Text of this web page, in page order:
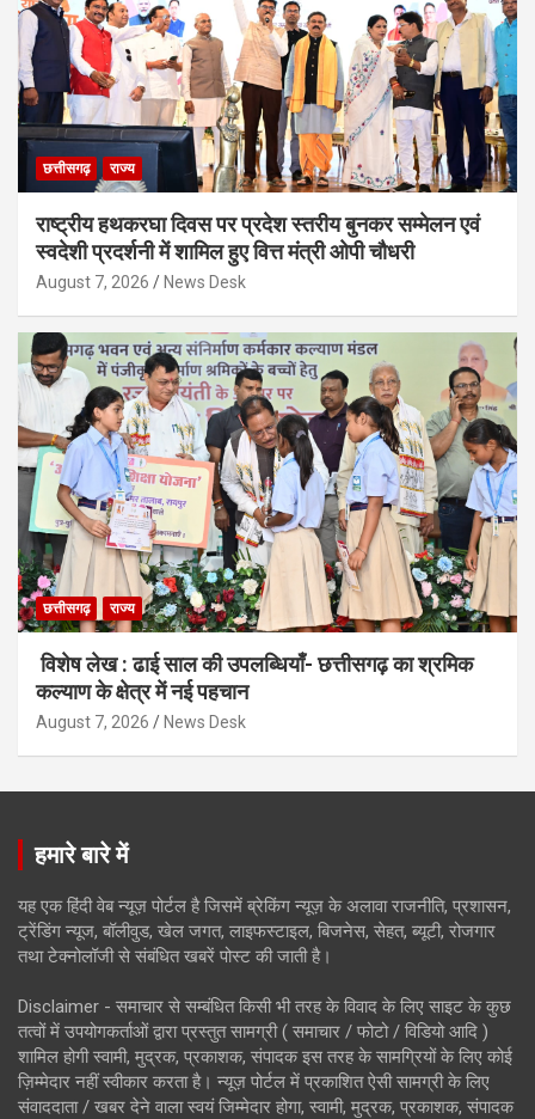
छत्तीसगढ़ राज्य
राष्ट्रीय हथकरघा दिवस पर प्रदेश स्तरीय बुनकर सम्मेलन एवं
स्वदेशी प्रदर्शनी में शामिल हुए वित्त मंत्री ओपी चौधरी
August 7, 2026 News Desk
छत्तीसगढ़ राज्य
विशेष लेख : ढाई साल की उपलब्धियाँ- छत्तीसगढ़ का श्रमिक
कल्याण के क्षेत्र में नई पहचान
August 7, 2026 News Desk
हमारे बारे में
यह एक हिंदी वेब न्यूज़ पोर्टल है जिसमें ब्रेकिंग न्यूज़ के अलावा राजनीति, प्रशासन,
ट्रेंडिंग न्यूज, बॉलीवुड, खेल जगत, लाइफस्टाइल, बिजनेस, सेहत, ब्यूटी, रोजगार
तथा टेक्नोलॉजी से संबंधित खबरें पोस्ट की जाती है।
Disclaimer - समाचार से सम्बंधित किसी भी तरह के विवाद के लिए साइट के कुछ
तत्वों में उपयोगकर्ताओं द्वारा प्रस्तुत सामग्री ( समाचार / फोटो / विडियो आदि )
शामिल होगी स्वामी, मुद्रक, प्रकाशक, संपादक इस तरह के सामग्रियों के लिए कोई
ज़िम्मेदार नहीं स्वीकार करता है। न्यूज़ पोर्टल में प्रकाशित ऐसी सामग्री के लिए
संवाददाता / खबर देने वाला स्वयं जिम्मेदार होगा, स्वामी, मुद्रक, प्रकाशक, संपादक